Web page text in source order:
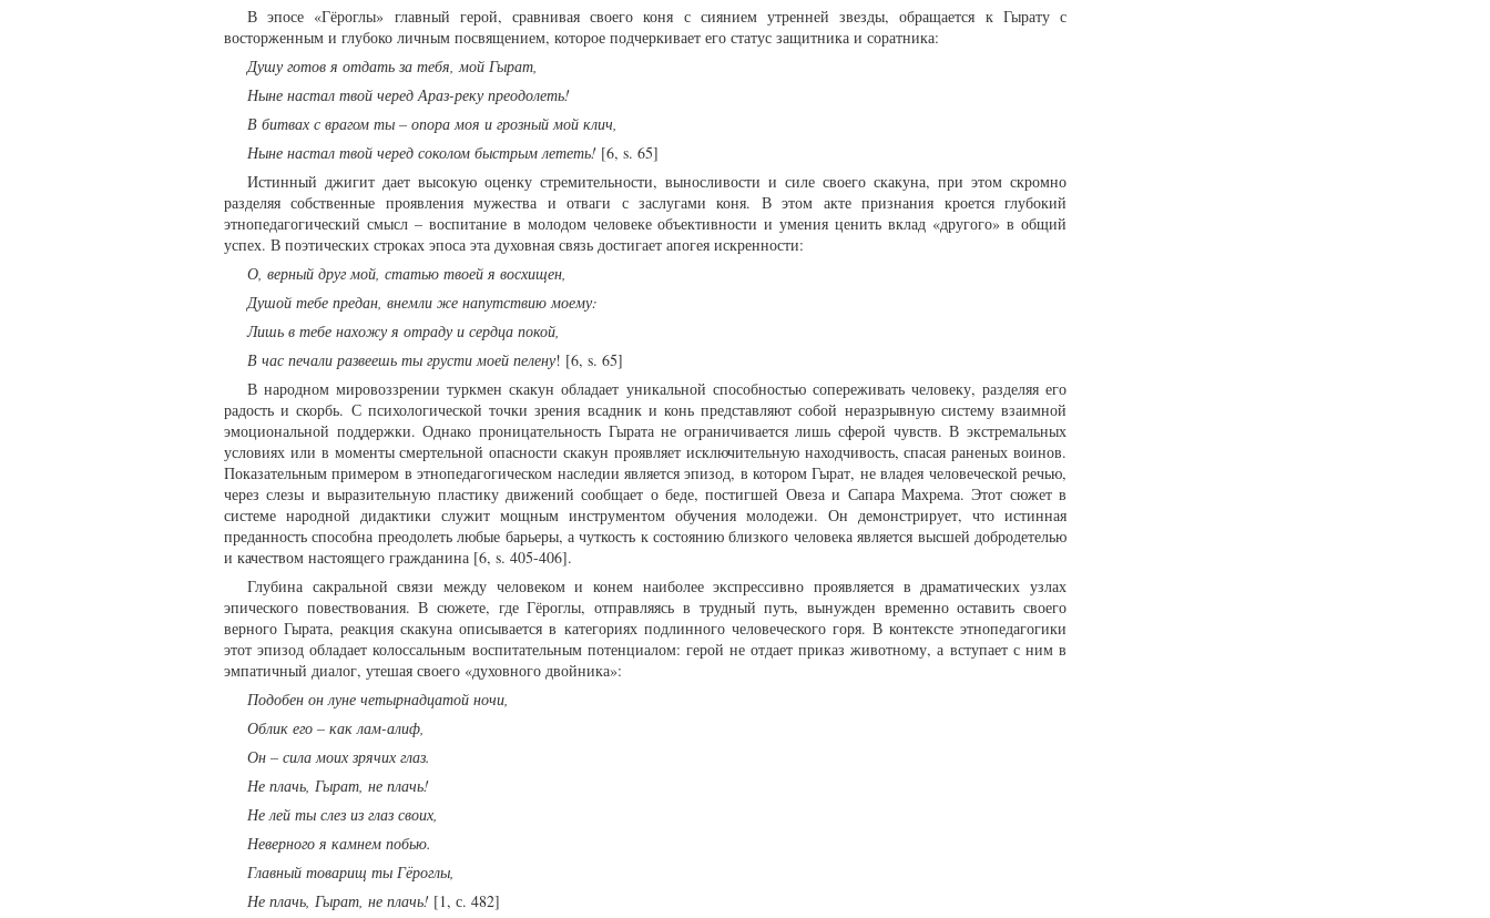
В эпосе «Гёроглы» главный герой, сравнивая своего коня с сиянием утренней звезды, обращается к Гырату с
восторженным и глубоко личным посвящением, которое подчеркивает его статус защитника и соратника:
Душу готов я отдать за тебя, мой Гырат,
Ныне настал твой черед Араз-реку преодолеть!
В битвах с врагом ты – опора моя и грозный мой клич,
Ныне настал твой черед соколом быстрым лететь! [6, s. 65]
Истинный джигит дает высокую оценку стремительности, выносливости и силе своего скакуна, при этом скромно
разделяя собственные проявления мужества и отваги с заслугами коня. В этом акте признания кроется глубокий
этнопедагогический смысл – воспитание в молодом человеке объективности и умения ценить вклад «другого» в общий
успех. В поэтических строках эпоса эта духовная связь достигает апогея искренности:
О, верный друг мой, статью твоей я восхищен,
Душой тебе предан, внемли же напутствию моему:
Лишь в тебе нахожу я отраду и сердца покой,
В час печали развеешь ты грусти моей пелену! [6, s. 65]
В народном мировоззрении туркмен скакун обладает уникальной способностью сопереживать человеку, разделяя его
радость и скорбь. С психологической точки зрения всадник и конь представляют собой неразрывную систему взаимной
эмоциональной поддержки. Однако проницательность Гырата не ограничивается лишь сферой чувств. В экстремальных
условиях или в моменты смертельной опасности скакун проявляет исключительную находчивость, спасая раненых воинов.
Показательным примером в этнопедагогическом наследии является эпизод, в котором Гырат, не владея человеческой речью,
через слезы и выразительную пластику движений сообщает о беде, постигшей Овеза и Сапара Махрема. Этот сюжет в
системе народной дидактики служит мощным инструментом обучения молодежи. Он демонстрирует, что истинная
преданность способна преодолеть любые барьеры, а чуткость к состоянию близкого человека является высшей добродетелью
и качеством настоящего гражданина [6, s. 405-406].
Глубина сакральной связи между человеком и конем наиболее экспрессивно проявляется в драматических узлах
эпического повествования. В сюжете, где Гёроглы, отправляясь в трудный путь, вынужден временно оставить своего
верного Гырата, реакция скакуна описывается в категориях подлинного человеческого горя. В контексте этнопедагогики
этот эпизод обладает колоссальным воспитательным потенциалом: герой не отдает приказ животному, а вступает с ним в
эмпатичный диалог, утешая своего «духовного двойника»:
Подобен он луне четырнадцатой ночи,
Облик его – как лам-алиф,
Он – сила моих зрячих глаз.
Не плачь, Гырат, не плачь!
Не лей ты слез из глаз своих,
Неверного я камнем побью.
Главный товарищ ты Гёроглы,
Не плачь, Гырат, не плачь! [1, с. 482]